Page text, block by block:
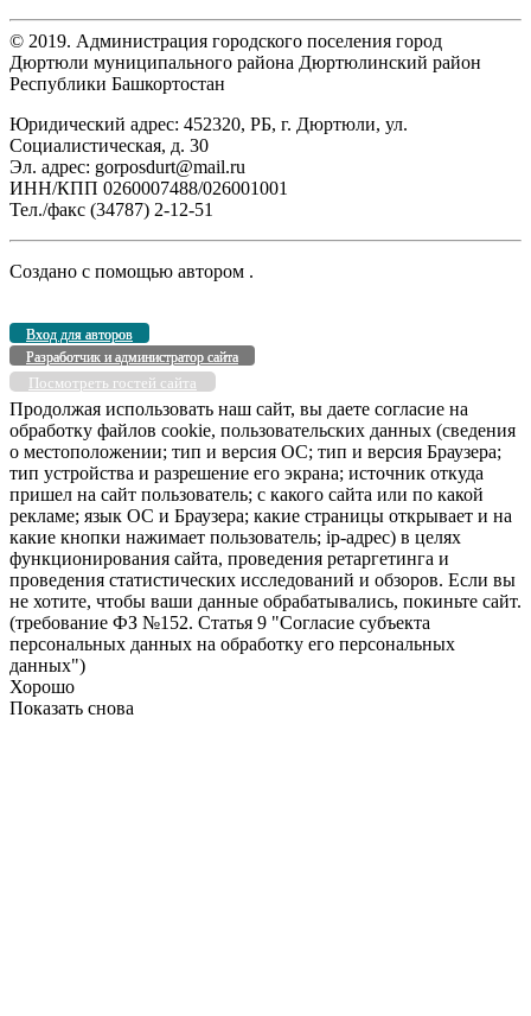
© 2019. Администрация городского поселения город
Дюртюли муниципального района Дюртюлинский район
Республики Башкортостан
Юридический адрес: 452320, РБ, г. Дюртюли, ул.
Социалистическая, д. 30
Эл. адрес: gorposdurt@mail.ru
ИНН/КПП 0260007488/026001001
Тел./факс (34787) 2-12-51
Создано с помощью автором .
Вход для авторов
Разработчик и администратор сайта
Посмотреть гостей сайта
Продолжая использовать наш сайт, вы даете согласие на
обработку файлов cookie, пользовательских данных (сведения
о местоположении; тип и версия ОС; тип и версия Браузера;
тип устройства и разрешение его экрана; источник откуда
пришел на сайт пользователь; с какого сайта или по какой
рекламе; язык ОС и Браузера; какие страницы открывает и на
какие кнопки нажимает пользователь; ip-адрес) в целях
функционирования сайта, проведения ретаргетинга и
проведения статистических исследований и обзоров. Если вы
не хотите, чтобы ваши данные обрабатывались, покиньте сайт.
(требование ФЗ №152. Статья 9 "Согласие субъекта
персональных данных на обработку его персональных
данных")
Хорошо
Показать снова